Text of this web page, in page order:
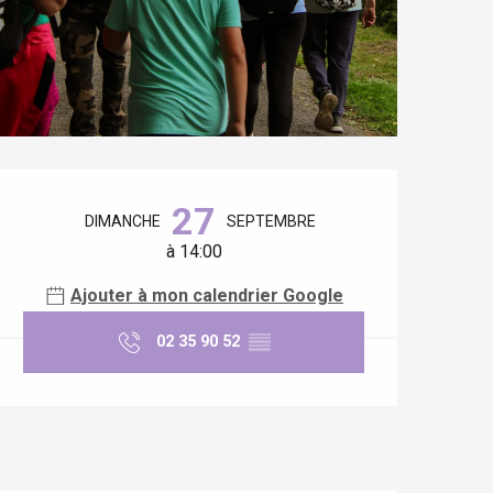
DIMANCHE 27 SEPTEMBRE
à 14:00
Ajouter à mon calendrier Google
02 35 90 52 ▒▒